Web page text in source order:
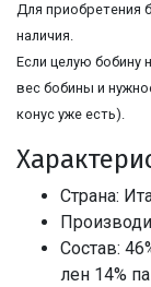
Для приобретения
наличия.
Если целую бобину
вес бобины и
конус уже есть).
Страна:
Состав:
лен 14% па